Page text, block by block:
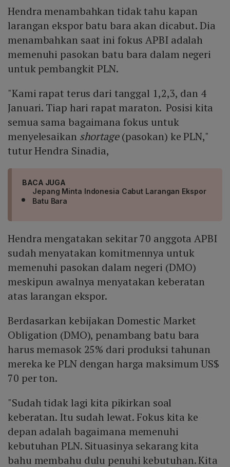
Hendra menambahkan tidak tahu kapan
larangan ekspor batu bara akan dicabut. Dia
menambahkan saat ini fokus APBI adalah
memenuhi pasokan batu bara dalam negeri
untuk pembangkit PLN.
"Kami rapat terus dari tanggal 1,2,3, dan 4
Januari. Tiap hari rapat maraton. Posisi kita
semua sama bagaimana fokus untuk
menyelesaikan shortage(pasokan) ke PLN,"
tutur Hendra Sinadia,
BACA JUGA
Jepang Minta Indonesia Cabut Larangan Ekspor
Batu Bara
Hendra mengatakan sekitar 70 anggota APBI
sudah menyatakan komitmennya untuk
memenuhi pasokan dalam negeri (DMO)
meskipun awalnya menyatakan keberatan
atas larangan ekspor.
Berdasarkan kebijakan Domestic Market
Obligation (DMO), penambang batu bara
harus memasok 25% dari produksi tahunan
mereka ke PLN dengan harga maksimum US$
70 per ton.
"Sudah tidak lagi kita pikirkan soal
keberatan. Itu sudah lewat. Fokus kita ke
depan adalah bagaimana memenuhi
kebutuhan PLN. Situasinya sekarang kita
bahu membahu dulu penuhi kebutuhan. Kita